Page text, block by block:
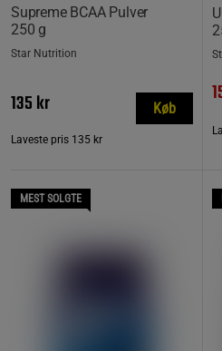
Supreme BCAA Pulver
250 g
Star Nutrition
135 kr
Laveste pris 135 kr
Køb
MEST SOLGTE